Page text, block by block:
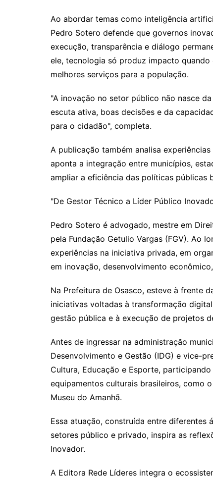
Ao abordar temas como inteligência
Pedro Sotero defende que governos
execução, transparência e diálogo
ele, tecnologia só produz impacto
melhores serviços para a população.
"A inovação no setor público não nasce
escuta ativa, boas decisões e da
para o cidadão", completa.
A publicação também analisa
aponta a integração entre municípios,
ampliar a eficiência das políticas públicas
"De Gestor Técnico a Líder Público
Pedro Sotero é advogado, mestre em
pela Fundação Getulio Vargas (FGV). Ao
experiências na iniciativa privada, em
em inovação, desenvolvimento
Na Prefeitura de Osasco, esteve à frente
iniciativas voltadas à transformação
gestão pública e à execução de projetos
Antes de ingressar na administração
Desenvolvimento e Gestão (IDG) e vice-
Cultura, Educação e Esporte,
equipamentos culturais brasileiros, como
Museu do Amanhã.
Essa atuação, construída entre diferentes
setores público e privado, inspira as
Inovador.
A Editora Rede Líderes integra o